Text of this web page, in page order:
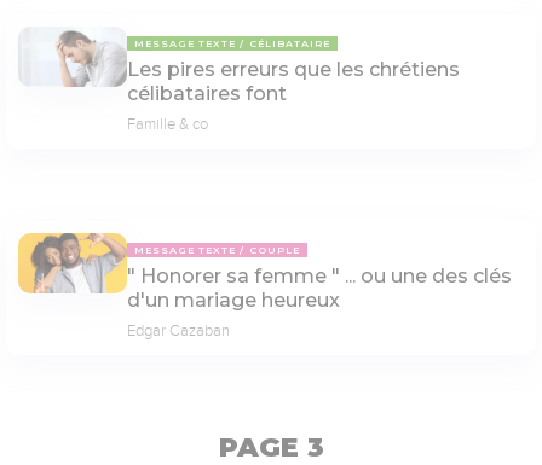
MESSAGE TEXTE CÉLIBATAIRE
Les pires erreurs que les chrétiens
célibataires font
Famille & co
MESSAGE TEXTE COUPLE
" Honorer sa femme " ... ou une des clés
d'un mariage heureux
Edgar Cazaban
PAGE 3